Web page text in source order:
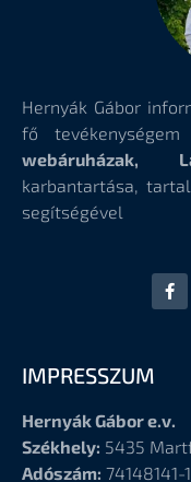
Hernyák Gábor
fő tevékenységem
webáruházak,
karbantartása,
segítségével
IMPRESSZUM
Hernyák Gábor e.v.
Székhely: 5435
Adószám: 74148141-